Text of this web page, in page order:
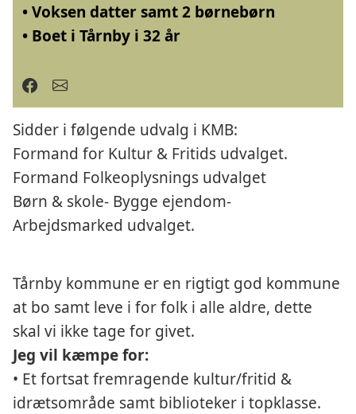
• Voksen datter samt 2 børnebørn
• Boet i Tårnby i 32 år
Sidder i følgende udvalg i KMB:
Formand for Kultur & Fritids udvalget.
Formand Folkeoplysnings udvalget
Børn & skole- Bygge ejendom-
Arbejdsmarked udvalget.
Tårnby kommune er en rigtigt god kommune
at bo samt leve i for folk i alle aldre, dette
skal vi ikke tage for givet.
Jeg vil kæmpe for:
• Et fortsat fremragende kultur/fritid &
idrætsområde samt biblioteker i topklasse.